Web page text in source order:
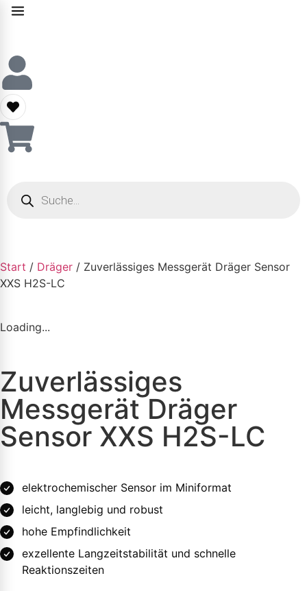
Start / Dräger / Zuverlässiges Messgerät Dräger Sensor
XXS H2S-LC
Loading...
Zuverlässiges
Messgerät Dräger
Sensor XXS H2S-LC
elektrochemischer Sensor im Miniformat
leicht, langlebig und robust
hohe Empfindlichkeit
exzellente Langzeitstabilität und schnelle
Reaktionszeiten